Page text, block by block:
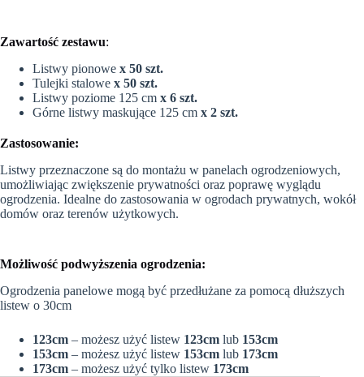
Zawartość zestawu:
Listwy pionowe x 50 szt.
Tulejki stalowe x 50 szt.
Listwy poziome 125 cm x 6 szt.
Górne listwy maskujące 125 cm x 2 szt.
Zastosowanie:
Listwy przeznaczone są do montażu w panelach ogrodzeniowych,
umożliwiając zwiększenie prywatności oraz poprawę wyglądu
ogrodzenia. Idealne do zastosowania w ogrodach prywatnych, wokół
domów oraz terenów użytkowych.
Możliwość podwyższenia ogrodzenia:
Ogrodzenia panelowe mogą być przedłużane za pomocą dłuższych
listew o 30cm
123cm – możesz użyć listew 123cm lub 153cm
153cm – możesz użyć listew 153cm lub 173cm
173cm – możesz użyć tylko listew 173cm